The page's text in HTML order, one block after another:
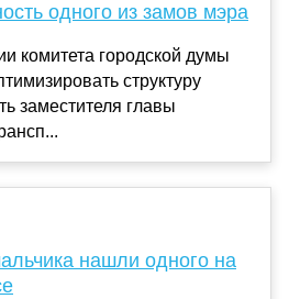
одного из замов мэра
комитета городской думы
структуру
заместителя главы
нашли одного на